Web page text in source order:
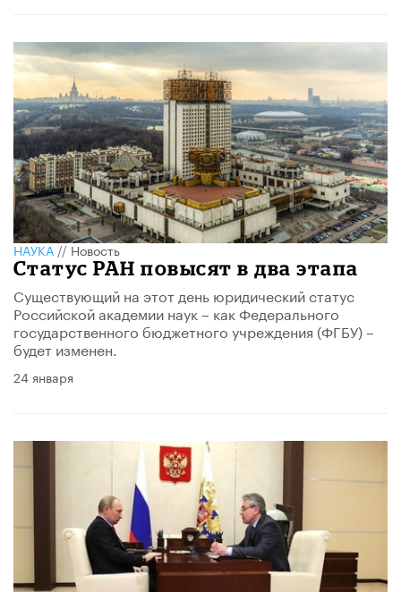
НАУКА//Новость
Статус РАН повысят в два этапа
Существующий на этот день юридический статус
Российской академии наук – как Федерального
государственного бюджетного учреждения (ФГБУ) –
будет изменен.
24 января